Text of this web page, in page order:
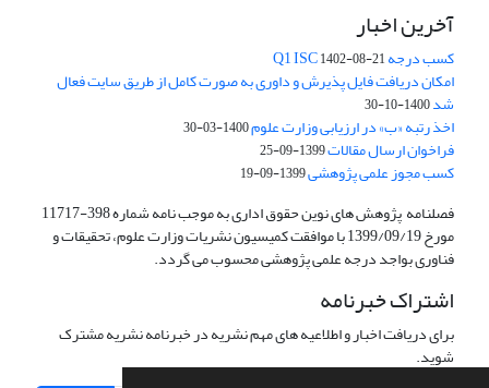
آخرین اخبار
کسب درجه Q1 ISC1402-08-21
امکان دریافت فایل پذیرش و داوری به صورت کامل از طریق سایت فعال
شد1400-10-30
اخذ رتبه «ب» در ارزیابی وزارت علوم1400-03-30
فراخوان ارسال مقالات1399-09-25
کسب مجوز علمی پژوهشی1399-09-19
فصلنامه پژوهش های نوین حقوق اداری به موجب نامه شماره 398-11717
مورخ 1399/09/19 با موافقت کمیسیون نشریات وزارت علوم، تحقیقات و
فناوری بواجد درجه علمی پژوهشی محسوب می گردد.
اشتراک خبرنامه
برای دریافت اخبار و اطلاعیه های مهم نشریه در خبرنامه نشریه مشترک
شوید.